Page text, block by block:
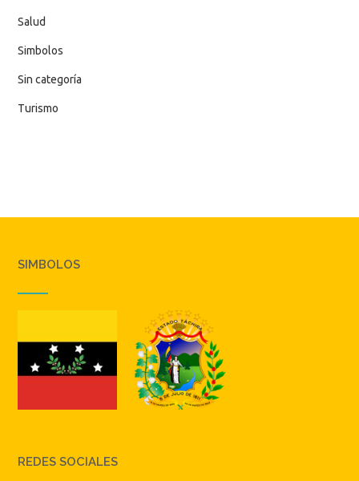
Salud
Simbolos
Sin categoría
Turismo
SIMBOLOS
REDES SOCIALES